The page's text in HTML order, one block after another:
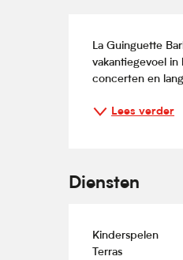
La Guinguette
vakantiegevoel
concerten en
Lees verder
Diensten
Kinderspelen
Terras